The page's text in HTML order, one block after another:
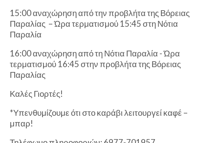
15:00 αναχώρηση από την προβλήτα της Βόρειας
Παραλίας – Ώρα τερματισμού 15:45 στη Νότια
Παραλία
16:00 αναχώρηση από τη Νότια Παραλία - Ώρα
τερματισμού 16:45 στην προβλήτα της Βόρειας
Παραλίας
Καλές Γιορτές!
*Υπενθυμίζουμε ότι στο καράβι λειτουργεί καφέ –
μπαρ!